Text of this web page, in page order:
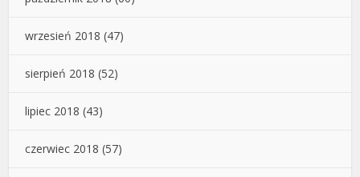
wrzesień 2018 (47)
sierpień 2018 (52)
lipiec 2018 (43)
czerwiec 2018 (57)